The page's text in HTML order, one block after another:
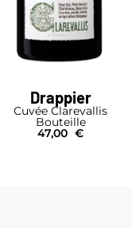
Drappier
Cuvée Clarevallis
Bouteille
47,00 €